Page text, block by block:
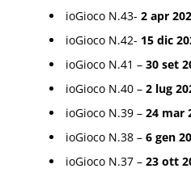
ioGioco N.43- 2 apr
ioGioco N.42- 15 dic
ioGioco N.41 – 30 set
ioGioco N.40 – 2 lug
ioGioco N.39 – 24 mar
ioGioco N.38 – 6 gen
ioGioco N.37 – 23 ott